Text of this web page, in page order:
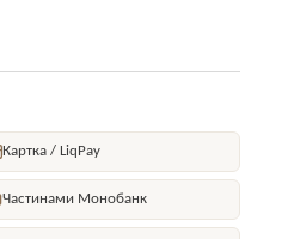
Картка / LiqPay
Частинами Монобанк